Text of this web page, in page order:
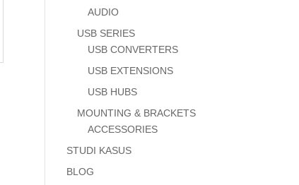
AUDIO
USB SERIES
USB CONVERTERS
USB EXTENSIONS
USB HUBS
MOUNTING & BRACKETS
ACCESSORIES
STUDI KASUS
BLOG